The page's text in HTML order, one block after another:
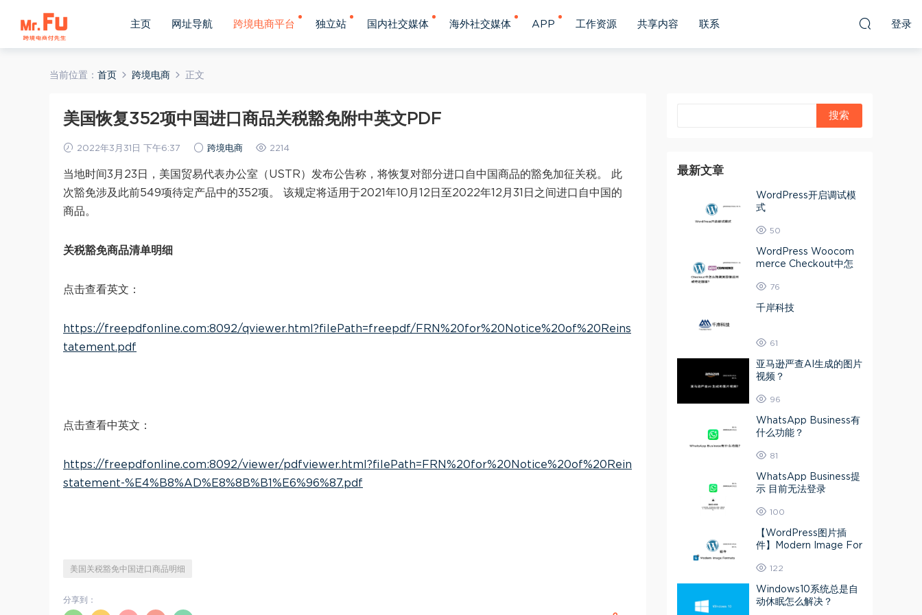
主页 网址导航 跨境电商平台 独立站 国内社交媒体 海外社交媒体 APP 工作资源 共享内容 联系 登录
当前位置： 首页 跨境电商 正文
美国恢复352项中国进口商品关税豁免附中英文PDF
2022年3月31日 下午6:37 跨境电商 2214
当地时间3月23日，美国贸易代表办公室（USTR）发布公告称，将恢复对部分进口自中国商品的豁免加征关税。 此
次豁免涉及此前549项待定产品中的352项。 该规定将适用于2021年10月12日至2022年12月31日之间进口自中国的
商品。
关税豁免商品清单明细
点击查看英文：
https://freepdfonline.com:8092/qviewer.html?filePath=freepdf/FRN%20for%20Notice%20of%20Reins
tatement.pdf
点击查看中英文：
https://freepdfonline.com:8092/viewer/pdfviewer.html?filePath=FRN%20for%20Notice%20of%20Rein
statement-%E4%B8%AD%E8%8B%B1%E6%96%87.pdf
美国关税豁免中国进口商品明细
分享到：
最新文章
WordPress开启调试模
式
50
WordPress Woocom
merce Checkout中怎
国家？
76
千岸科技
61
亚马逊严查AI生成的图片
视频？
96
WhatsApp Business有
什么功能？
81
WhatsApp Business提
示 目前无法登录
100
【WordPress图片插
件】Modern Image For
VIF或Webp
122
Windows10系统总是自
动休眠怎么解决？